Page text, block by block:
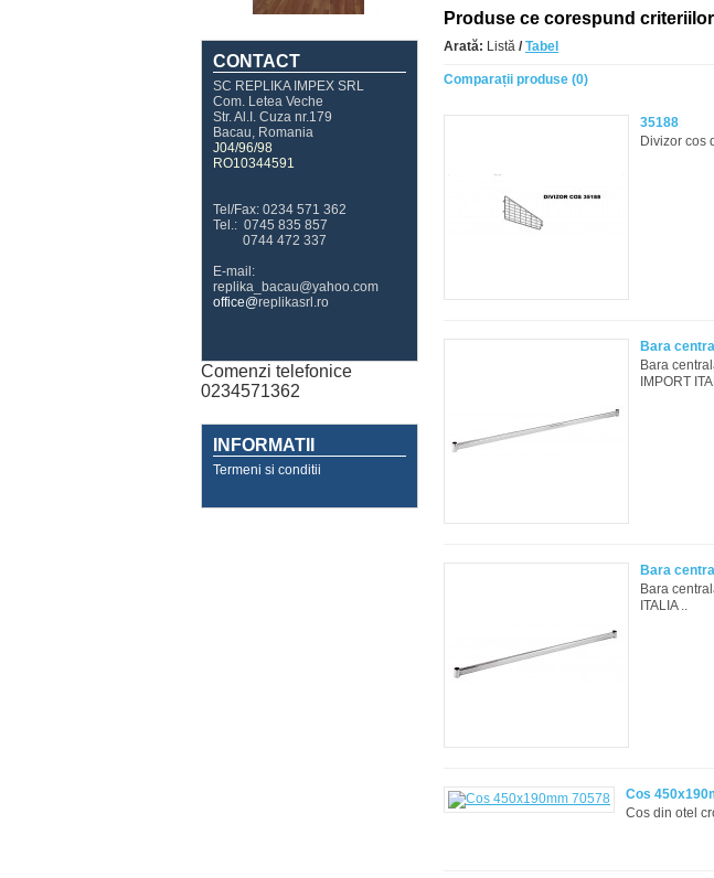
CONTACT
SC REPLIKA IMPEX SRL
Com. Letea Veche
Str. Al.I. Cuza nr.179
Bacau, Romania
J04/96/98
RO10344591
Tel/Fax: 0234 571 362
Tel.: 0745 835 857
0744 472 337
E-mail:
replika_bacau@yahoo.com
office@replikasrl.ro
Comenzi telefonice
0234571362
INFORMATII
Termeni si conditii
Produse ce corespund
Arată: Listă / Tabel
Comparații produse (0)
35188
Divizor cos
Bara
Bara
IMPORT
Bara
Bara
ITALIA ..
Cos
Cos din otel